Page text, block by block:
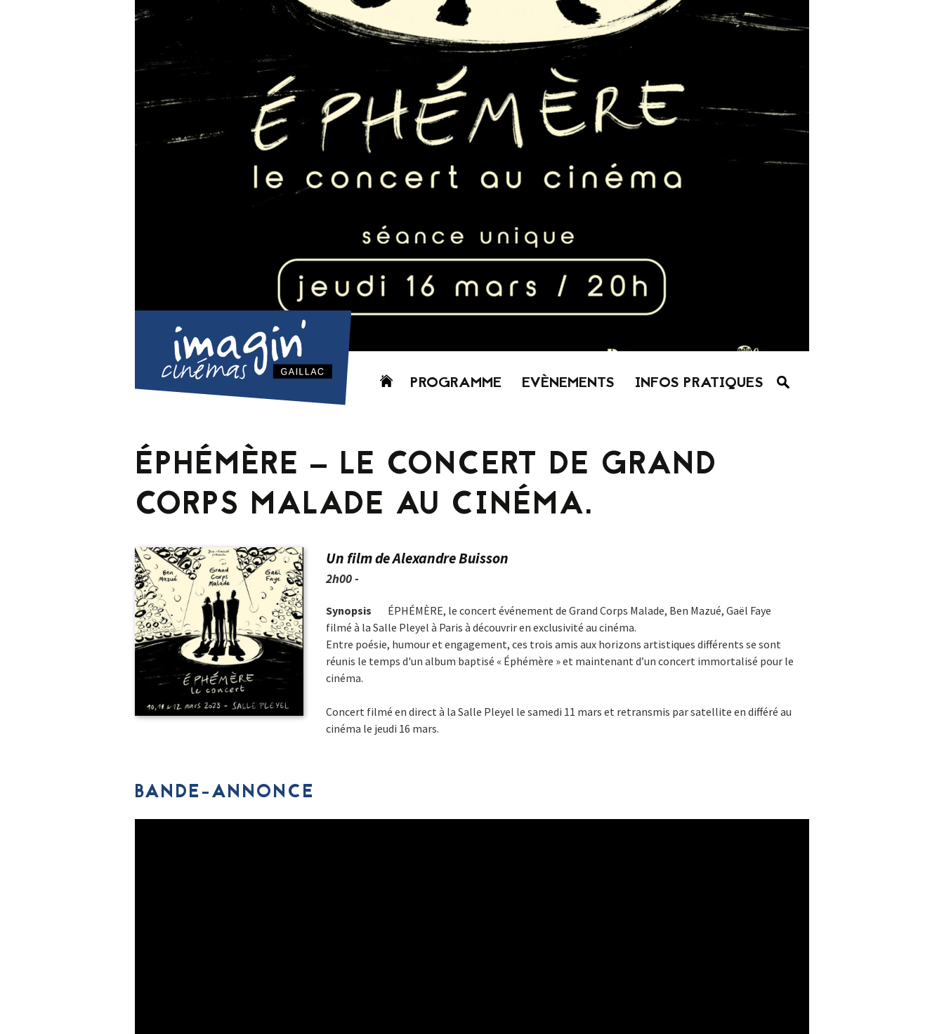
Aller
PROGRAMME
PROCHAINEMENT
GRILLE HORAIRE
PROGRAMME
EVÈNEMENTS INFOS PRATIQUES
ÉPHÉMÈRE – LE CONCERT DE GRAND
CORPS MALADE AU CINÉMA.
Un film de Alexandre Buisson
2h00 -
Synopsis
ÉPHÉMÈRE, le concert événement de Grand Corps Malade, Ben Mazué, Gaël Faye
filmé à la Salle Pleyel à Paris à découvrir en exclusivité au cinéma.
Entre poésie, humour et engagement, ces trois amis aux horizons artistiques différents se sont
réunis le temps d'un album baptisé « Éphémère » et maintenant d’un concert immortalisé pour le
cinéma.
Concert filmé en direct à la Salle Pleyel le samedi 11 mars et retransmis par satellite en différé au
cinéma le jeudi 16 mars.
BANDE-ANNONCE